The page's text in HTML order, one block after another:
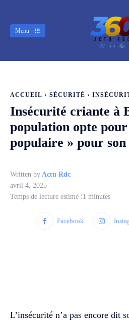
Menu
ACCUEIL SÉCURITÉ
Insécurité criante à
population opte
populaire » pour son
Written by Actu Rdc
avril 4, 2025
Temps de lecture estimé :1 minutes
Facebook
L’insécurité n’a pas encore dit